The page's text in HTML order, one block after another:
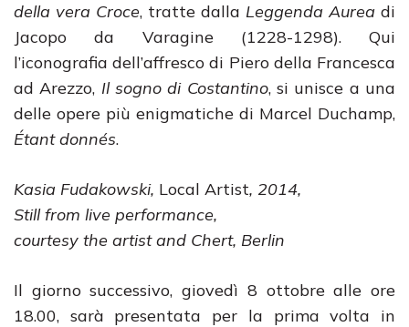
della vera Croce, tratte dalla Leggenda Aurea di
Jacopo da Varagine (1228-1298). Qui
l’iconografia dell’affresco di Piero della Francesca
ad Arezzo, Il sogno di Costantino, si unisce a una
delle opere più enigmatiche di Marcel Duchamp,
Étant donnés.
Kasia Fudakowski, Local Artist, 2014,
Still from live performance,
courtesy the artist and Chert, Berlin
Il giorno successivo, giovedì 8 ottobre alle ore
18.00, sarà presentata per la prima volta in